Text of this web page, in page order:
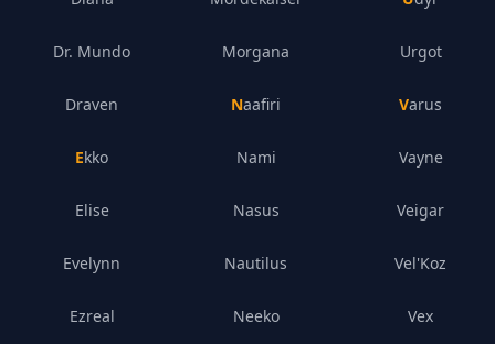
Dr. Mundo
Draven
Ekko
Elise
Evelynn
Ezreal
Morgana
Naafiri
Nami
Nasus
Nautilus
Neeko
Urgot
Varus
Vayne
Veigar
Vel'Koz
Vex